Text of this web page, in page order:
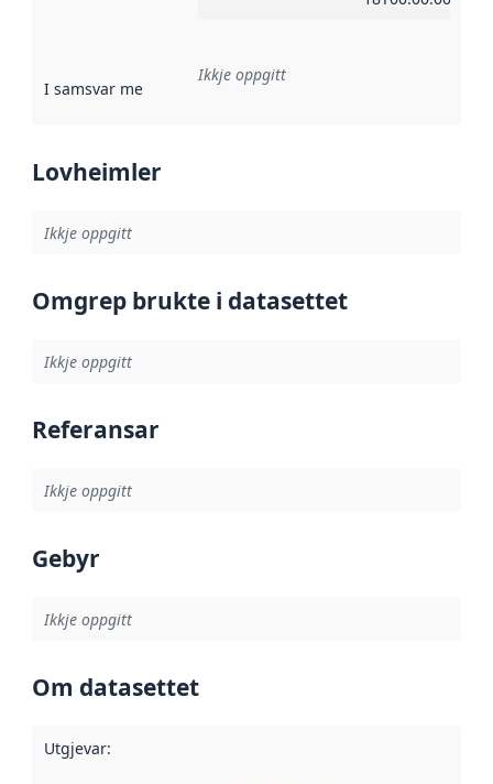
I samsvar med Referanse til ei implementeringsregel eller
Ikkje oppgitt
Lovheimler
Ikkje oppgitt
Omgrep brukte i datasettet
Ikkje oppgitt
Referansar
Ikkje oppgitt
Gebyr
Ikkje oppgitt
Om datasettet
Utgjevar: